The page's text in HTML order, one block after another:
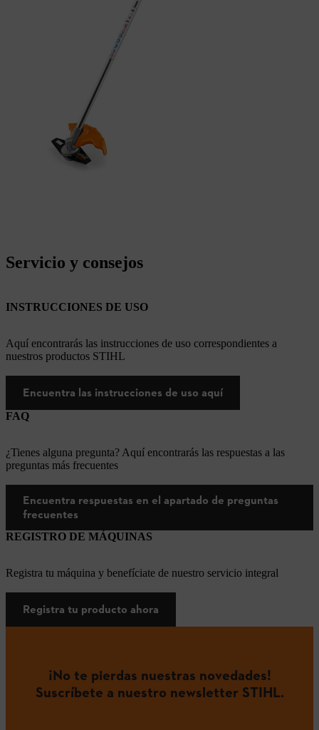
Servicio y consejos
INSTRUCCIONES DE USO
Aquí encontrarás las instrucciones de uso correspondientes a
nuestros productos STIHL
Encuentra las instrucciones de uso aquí
FAQ
¿Tienes alguna pregunta? Aquí encontrarás las respuestas a las
preguntas más frecuentes
Encuentra respuestas en el apartado de preguntas
frecuentes
REGISTRO DE MÁQUINAS
Registra tu máquina y benefíciate de nuestro servicio integral
Registra tu producto ahora
¡No te pierdas nuestras novedades!
Suscríbete a nuestro newsletter STIHL.